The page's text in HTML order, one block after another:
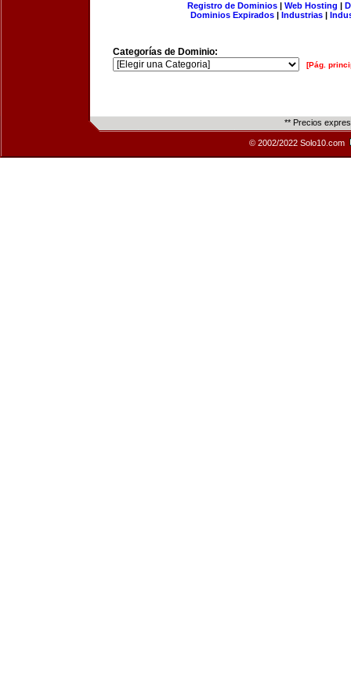
Registro de Dominios| Web Hosting |
Dominios Expirados | Industrias |
Categorías de Dominio:
[Pág.
** Precios
© 2002/2022 Solo10.com